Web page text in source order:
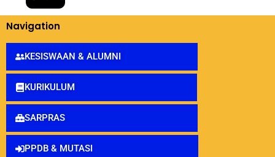
Navigation
KESISWAAN & ALUMNI
KURIKULUM
SARPRAS
PPDB & MUTASI